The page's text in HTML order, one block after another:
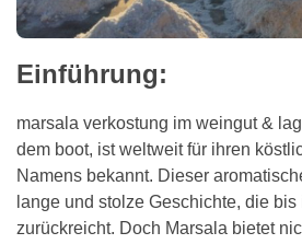
Einführung:
marsala verkostung im weingut &
dem boot, ist weltweit für ihren
Namens bekannt. Dieser
lange und stolze Geschichte, die
zurückreicht. Doch Marsala bietet